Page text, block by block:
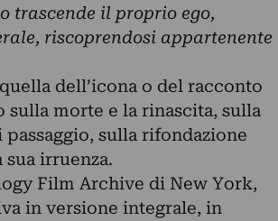
trascende il proprio ego,
riscoprendosi appartenente
dell’icona o del racconto
morte e la rinascita, sulla
sulla rifondazione
irruenza.
Film Archive di New York,
in versione integrale, in